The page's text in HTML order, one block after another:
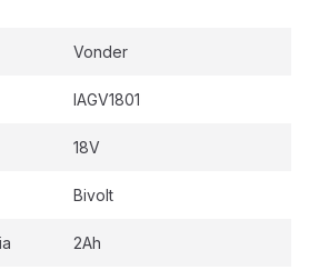
Vonder
IAGV1801
18V
Bivolt
2Ah